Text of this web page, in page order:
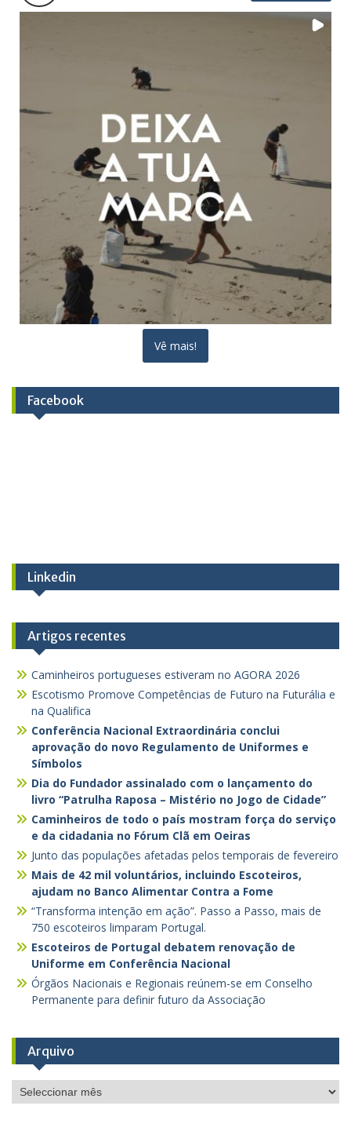
Vê mais!
Facebook
Linkedin
Artigos recentes
Caminheiros portugueses estiveram no AGORA 2026
Escotismo Promove Competências de Futuro na Futurália e
na Qualifica
Conferência Nacional Extraordinária conclui
aprovação do novo Regulamento de Uniformes e
Símbolos
Dia do Fundador assinalado com o lançamento do
livro “Patrulha Raposa – Mistério no Jogo de Cidade”
Caminheiros de todo o país mostram força do serviço
e da cidadania no Fórum Clã em Oeiras
Junto das populações afetadas pelos temporais de fevereiro
Mais de 42 mil voluntários, incluindo Escoteiros,
ajudam no Banco Alimentar Contra a Fome
“Transforma intenção em ação”. Passo a Passo, mais de
750 escoteiros limparam Portugal.
Escoteiros de Portugal debatem renovação de
Uniforme em Conferência Nacional
Órgãos Nacionais e Regionais reúnem-se em Conselho
Permanente para definir futuro da Associação
Arquivo
Arquivo